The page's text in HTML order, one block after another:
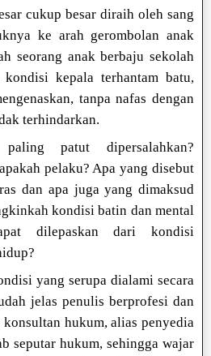
cukup besar diraih oleh sang
ke arah gerombolan anak
seorang anak berbaju sekolah
kepala terhantam batu,
tanpa nafas dengan
terhindarkan.
patut dipersalahkan?
pelaku? Apa yang disebut
dan apa juga yang dimaksud
kondisi batin dan mental
dilepaskan dari kondisi
yang serupa dialami secara
jelas penulis berprofesi dan
hukum, alias penyedia
seputar hukum, sehingga wajar